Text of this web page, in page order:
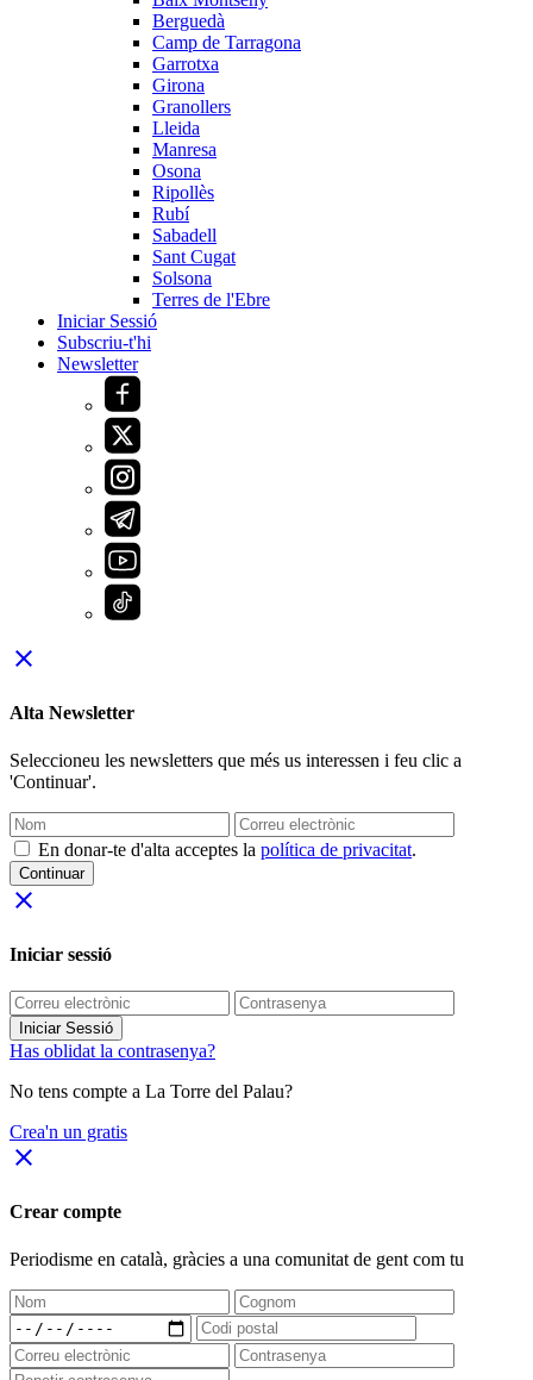
Berguedà
Camp de Tarragona
Garrotxa
Girona
Granollers
Lleida
Manresa
Osona
Ripollès
Rubí
Sabadell
Sant Cugat
Solsona
Terres de l'Ebre
Iniciar Sessió
Subscriu-t'hi
Newsletter
close
Alta Newsletter
Seleccioneu les newsletters que més us interessen i feu clic a
'Continuar'.
En donar-te d'alta acceptes la política de privacitat.
Continuar
close
Iniciar sessió
Iniciar Sessió
Has oblidat la contrasenya?
No tens compte a La Torre del Palau?
Crea'n un gratis
close
Crear compte
Periodisme en català, gràcies a una comunitat de gent com tu